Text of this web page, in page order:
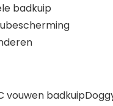
badkuip
vouwen